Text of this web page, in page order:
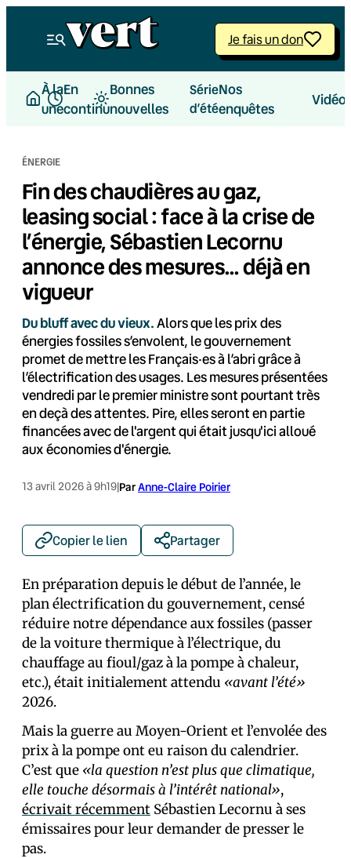
Je fais un don
À la
une
En
continu
Bonnes
nouvelles
Série
d’été
Nos
enquêtes
ÉNERGIE
Fin des chaudières au gaz,
leasing social : face à la crise de
l’énergie, Sébastien Lecornu
annonce des mesures… déjà en
vigueur
Du bluff avec du vieux.Alors que les prix des
énergies fossiles s’envolent, le gouvernement
promet de mettre les Français·es à l’abri grâce à
l’électrification des usages. Les mesures présentées
vendredi par le premier ministre sont pourtant très
en deçà des attentes. Pire, elles seront en partie
financées avec de l'argent qui était jusqu'ici alloué
aux économies d'énergie.
13 avril 2026 à 9h19|ParAnne-Claire Poirier
Copier le lien Partager
En préparation depuis le début de l’année, le
plan électrification du gouvernement, censé
réduire notre dépendance aux fossiles (passer
de la voiture thermique à l’électrique, du
chauffage au fioul/gaz à la pompe à chaleur,
etc.), était initialement attendu «avant l’été»
2026.
Mais la guerre au Moyen-Orient et l’envolée des
prix à la pompe ont eu raison du calendrier.
C’est que «la question n’est plus que climatique,
elle touche désormais à l’intérêt national»,
écrivait récemment Sébastien Lecornu à ses
émissaires pour leur demander de presser le
pas.